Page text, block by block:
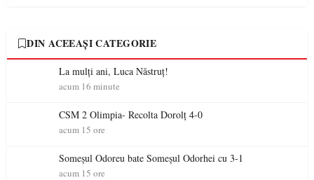
DIN ACEEAȘI CATEGORIE
La mulţi ani, Luca Năstruţ!
acum 16 minute
CSM 2 Olimpia- Recolta Dorolț 4-0
acum 15 ore
Someșul Odoreu bate Someșul Odorhei cu 3-1
acum 15 ore